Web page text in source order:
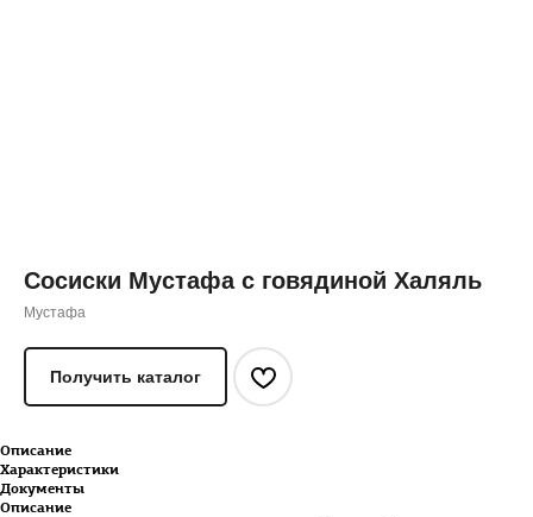
Сосиски Мустафа с говядиной Халяль
Мустафа
Получить каталог
Описание
Характеристики
Документы
Описание